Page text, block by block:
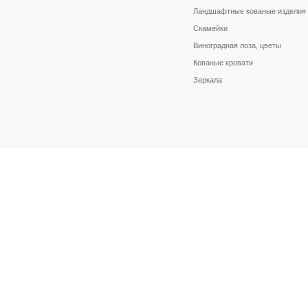
Ландшафтные кованые изделия
Скамейки
Виноградная лоза, цветы
Кованые кровати
Зеркала